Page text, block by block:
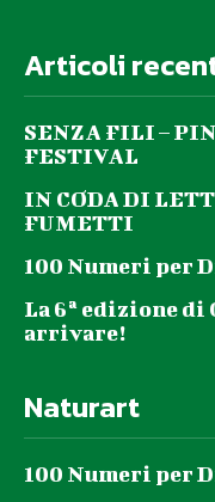
Articoli
SENZA FILI –
FESTIVAL
IN CODA DI
FUMETTI
100 Numeri per
La 6ª edizione di
arrivare!
Naturart
100 Numeri per